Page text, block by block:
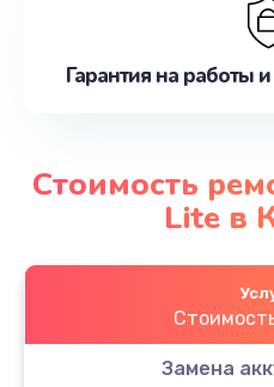
Гарантия на работы
Стоимость
Lite в
Замена